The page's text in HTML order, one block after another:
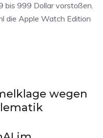
bis 999 Dollar vorstoßen.
die Apple Watch Edition
wegen